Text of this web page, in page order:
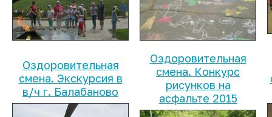
Оздоровительная
смена. Экскурсия в
в/ч г. Балабаново
Оздоровительная
смена. Конкурс
рисунков на
асфальте 2015